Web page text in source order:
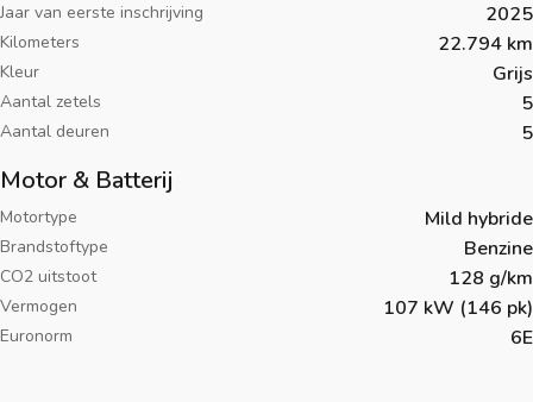
Jaar van eerste inschrijving 2025
Kilometers 22.794 km
Kleur Grijs
Aantal zetels 5
Aantal deuren 5
Motor & Batterij
Motortype Mild hybride
Brandstoftype Benzine
CO2 uitstoot 128 g/km
Vermogen 107 kW (146 pk)
Euronorm 6E